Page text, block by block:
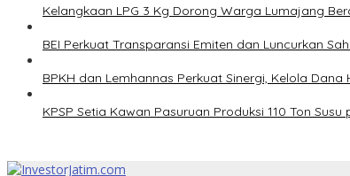
Kelangkaan LPG 3 Kg Dorong Warga Lumajang
BEI Perkuat Transparansi Emiten dan Luncurkan
BPKH dan Lemhannas Perkuat Sinergi, Kelola
KPSP Setia Kawan Pasuruan Produksi 110 Ton